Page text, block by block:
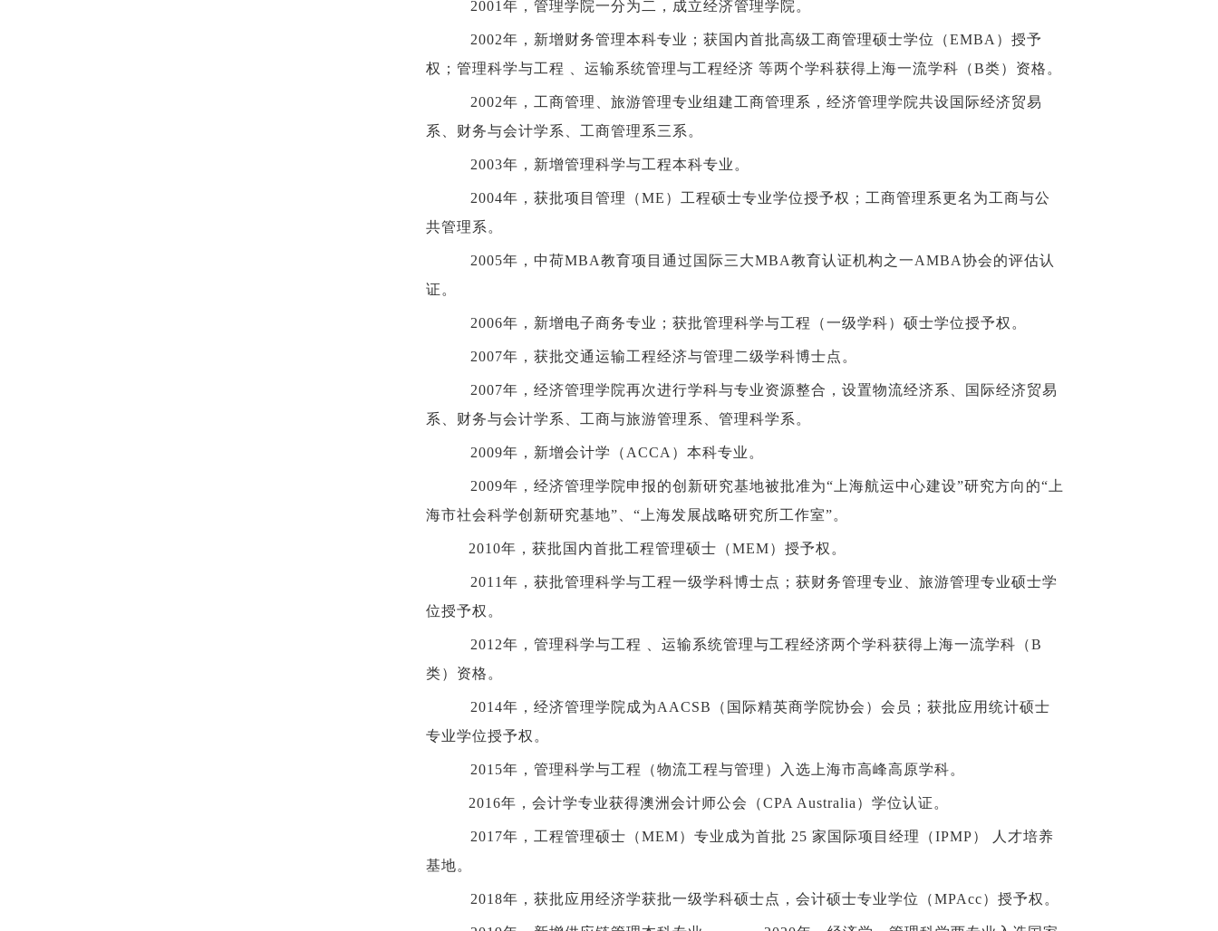
2001年，管理学院一分为二，成立经济管理学院。
2002年，新增财务管理本科专业；获国内首批高级工商管理硕士学位（EMBA）授予
权；管理科学与工程 、运输系统管理与工程经济 等两个学科获得上海一流学科（B类）资格。
2002年，工商管理、旅游管理专业组建工商管理系，经济管理学院共设国际经济贸易
系、财务与会计学系、工商管理系三系。
2003年，新增管理科学与工程本科专业。
2004年，获批项目管理（ME）工程硕士专业学位授予权；工商管理系更名为工商与公
共管理系。
2005年，中荷MBA教育项目通过国际三大MBA教育认证机构之一AMBA协会的评估认
证。
2006年，新增电子商务专业；获批管理科学与工程（一级学科）硕士学位授予权。
2007年，获批交通运输工程经济与管理二级学科博士点。
2007年，经济管理学院再次进行学科与专业资源整合，设置物流经济系、国际经济贸易
系、财务与会计学系、工商与旅游管理系、管理科学系。
2009年，新增会计学（ACCA）本科专业。
2009年，经济管理学院申报的创新研究基地被批准为“上海航运中心建设”研究方向的“上
海市社会科学创新研究基地”、“上海发展战略研究所工作室”。
2010年，获批国内首批工程管理硕士（MEM）授予权。
2011年，获批管理科学与工程一级学科博士点；获财务管理专业、旅游管理专业硕士学
位授予权。
2012年，管理科学与工程 、运输系统管理与工程经济两个学科获得上海一流学科（B
类）资格。
2014年，经济管理学院成为AACSB（国际精英商学院协会）会员；获批应用统计硕士
专业学位授予权。
2015年，管理科学与工程（物流工程与管理）入选上海市高峰高原学科。
2016年，会计学专业获得澳洲会计师公会（CPA Australia）学位认证。
2017年，工程管理硕士（MEM）专业成为首批 25 家国际项目经理（IPMP） 人才培养
基地。
2018年，获批应用经济学获批一级学科硕士点，会计硕士专业学位（MPAcc）授予权。